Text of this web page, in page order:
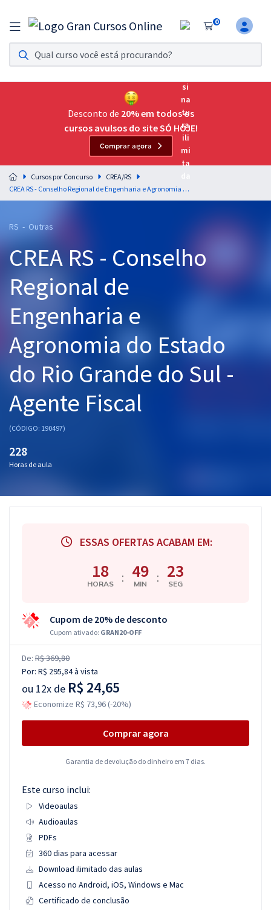
0
Assinatura Ilimitada 11
Acesso a todos os cursos. Teste grátis por 7 dias!
Assinatura OAB Até Passar
Acesso ilimitado a toda preparação para o Exame da
Residências Multiprofissionais
Preparação completa e intensiva para as principais
residências em saúde do Brasil
Cursos 20% OFF
Pós
Graduação
OAB
Mentorias
Questões grátis
Aprovados
Desconto de 20% em todos os
cursos avulsos do site SÓ HOJE!
Comprar agora
Cursos por Concurso
CREA/RS
CREA RS - Conselho Regional de Engenharia e Agronomia do Estado do Rio Grande do Sul - Agente Fiscal
RS - Outras
CREA RS - Conselho
Regional de
Engenharia e
Agronomia do Estado
do Rio Grande do Sul -
Agente Fiscal
(CÓDIGO: 190497)
228
Horas de aula
ESSAS OFERTAS ACABAM EM:
18
HORAS : 49
MIN : 22
SEG
Cupom de 20% de desconto
Cupom ativado: GRAN20-OFF
De: R$ 369,80
Por: R$ 295,84à vista
ou 12x de R$ 24,65
Economize R$ 73,96 (-20%)
Comprar agora
Garantia de devolução do dinheiro em 7 dias.
Este curso inclui:
Videoaulas
Audioaulas
PDFs
360 dias para acessar
Download ilimitado das aulas
Acesso no Android, iOS, Windows e Mac
Certificado de conclusão